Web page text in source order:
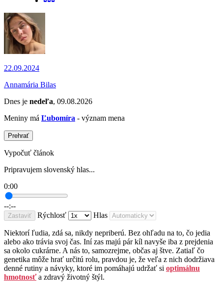
22.09.2024
Annamária Bilas
Dnes je nedeľa, 09.08.2026
Meniny má Ľubomíra - význam mena
Prehrať
Vypočuť článok
Pripravujem slovenský hlas...
0:00
--:--
Zastaviť Rýchlosť Hlas
Niektorí ľudia, zdá sa, nikdy nepriberú. Bez ohľadu na to, čo jedia
alebo ako trávia svoj čas. Iní zas majú pár kíl navyše iba z prejdenia
sa okolo cukrárne. A nás to, samozrejme, občas aj štve. Zatiaľ čo
genetika môže hrať určitú rolu, pravdou je, že veľa z nich dodržiava
denné rutiny a návyky, ktoré im pomáhajú udržať si optimálnu
hmotnosťa zdravý životný štýl.